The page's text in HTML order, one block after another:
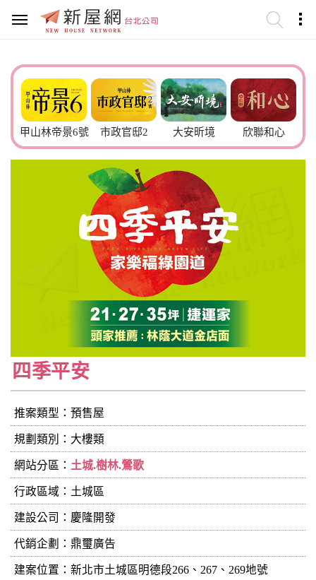
甲山林帝景6號 市政官邸2 大安昕境 欣聯和心
四季平安
推案類型：預售屋
規劃類別：大樓類
網站分區： 土城.樹林.鶯歌
行政區域：土城區
建設公司： 慶隆開發
代銷企劃：鼎璽廣告
建案位置：新北市土城區明德段266、267、269地號